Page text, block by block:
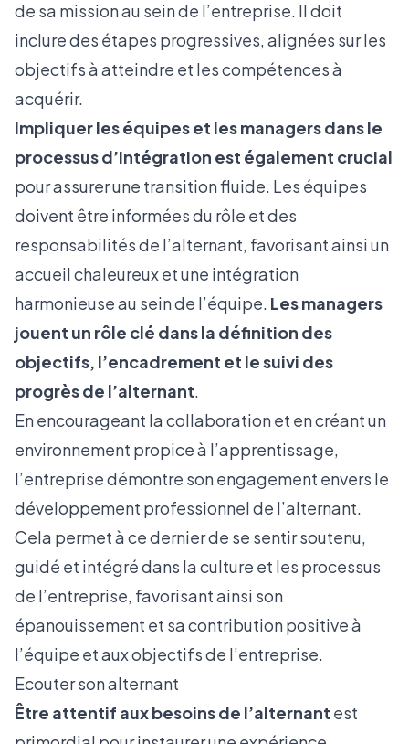
de sa mission au sein de l’entreprise. Il doit
inclure des étapes progressives, alignées sur les
objectifs à atteindre et les compétences à
acquérir.
Impliquer les équipes et les managers dans le
processus d’intégration est également crucial
pour assurer une transition fluide. Les équipes
doivent être informées du rôle et des
responsabilités de l’alternant, favorisant ainsi un
accueil chaleureux et une intégration
harmonieuse au sein de l’équipe. Les managers
jouent un rôle clé dans la définition des
objectifs, l’encadrement et le suivi des
progrès de l’alternant.
En encourageant la collaboration et en créant un
environnement propice à l’apprentissage,
l’entreprise démontre son engagement envers le
développement professionnel de l’alternant.
Cela permet à ce dernier de se sentir soutenu,
guidé et intégré dans la culture et les processus
de l’entreprise, favorisant ainsi son
épanouissement et sa contribution positive à
l’équipe et aux objectifs de l’entreprise.
Ecouter son alternant
Être attentif aux besoins de l’alternant est